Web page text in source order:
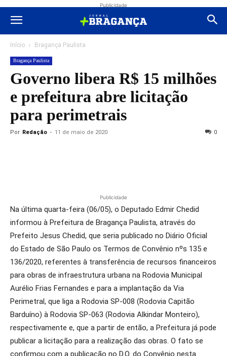
Publicidade
Início Bragança Paulista
Bragança Paulista
Governo libera R$ 15 milhões
e prefeitura abre licitação
para perimetrais
Por Redação - 11 de maio de 2020 0
Publicidade
Na última quarta-feira (06/05), o Deputado Edmir Chedid
informou à Prefeitura de Bragança Paulista, através do
Prefeito Jesus Chedid, que seria publicado no Diário Oficial
do Estado de São Paulo os Termos de Convênio nºs 135 e
136/2020, referentes à transferência de recursos financeiros
para obras de infraestrutura urbana na Rodovia Municipal
Aurélio Frias Fernandes e para a implantação da Via
Perimetral, que liga a Rodovia SP-008 (Rodovia Capitão
Barduíno) à Rodovia SP-063 (Rodovia Alkindar Monteiro),
respectivamente e, que a partir de então, a Prefeitura já pode
publicar a licitação para a realização das obras. O fato se
confirmou com a publicação no D.O. do Convênio nesta